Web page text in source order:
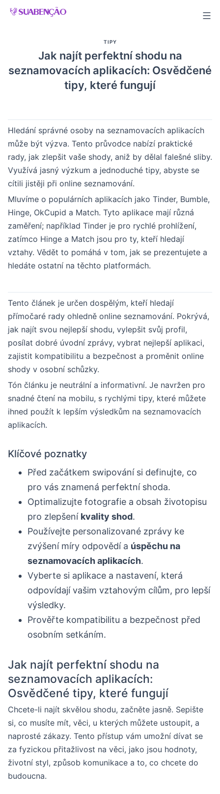
Skip
TIPY
Jak najít perfektní shodu na
seznamovacích aplikacích: Osvědčené
tipy, které fungují
Hledání správné osoby na seznamovacích aplikacích
může být výzva. Tento průvodce nabízí praktické
rady, jak zlepšit vaše shody, aniž by dělal falešné sliby.
Využívá jasný výzkum a jednoduché tipy, abyste se
cítili jistěji při online seznamování.
Mluvíme o populárních aplikacích jako Tinder, Bumble,
Hinge, OkCupid a Match. Tyto aplikace mají různá
zaměření; například Tinder je pro rychlé prohlížení,
zatímco Hinge a Match jsou pro ty, kteří hledají
vztahy. Vědět to pomáhá v tom, jak se prezentujete a
hledáte ostatní na těchto platformách.
Tento článek je určen dospělým, kteří hledají
přímočaré rady ohledně online seznamování. Pokrývá,
jak najít svou nejlepší shodu, vylepšit svůj profil,
posílat dobré úvodní zprávy, vybrat nejlepší aplikaci,
zajistit kompatibilitu a bezpečnost a proměnit online
shody v osobní schůzky.
Tón článku je neutrální a informativní. Je navržen pro
snadné čtení na mobilu, s rychlými tipy, které můžete
ihned použít k lepším výsledkům na seznamovacích
aplikacích.
Klíčové poznatky
Před začátkem swipování si definujte, co
pro vás znamená perfektní shoda.
Optimalizujte fotografie a obsah životopisu
pro zlepšení kvality shod.
Používejte personalizované zprávy ke
zvýšení míry odpovědí a úspěchu na
seznamovacích aplikacích.
Vyberte si aplikace a nastavení, která
odpovídají vašim vztahovým cílům, pro lepší
výsledky.
Prověřte kompatibilitu a bezpečnost před
osobním setkáním.
Jak najít perfektní shodu na
seznamovacích aplikacích:
Osvědčené tipy, které fungují
Chcete-li najít skvělou shodu, začněte jasně. Sepište
si, co musíte mít, věci, u kterých můžete ustoupit, a
naprosté zákazy. Tento přístup vám umožní dívat se
za fyzickou přitažlivost na věci, jako jsou hodnoty,
životní styl, způsob komunikace a to, co chcete do
budoucna.